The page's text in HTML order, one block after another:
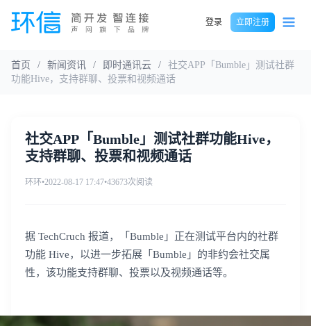
登录 立即注册
首页 / 新闻资讯 / 即时通讯云 /
社交APP「Bumble」测试社群
功能Hive，支持群聊、投票和视频通话
社交APP「Bumble」测试社群功能Hive，
支持群聊、投票和视频通话
环环•2022-08-17 17:47•43673次阅读
据 TechCruch 报道，「Bumble」正在测试平台内的社群
功能 Hive，以进一步拓展「Bumble」的非约会社交属
性，该功能支持群聊、投票以及视频通话等。